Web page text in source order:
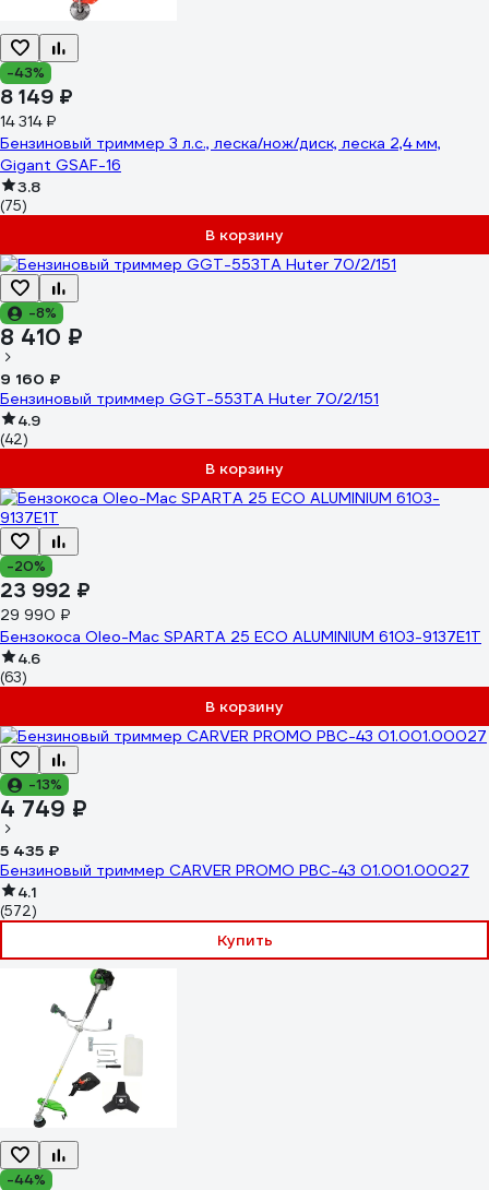
-43%
8 149 ₽
14 314 ₽
Бензиновый триммер 3 л.с., леска/нож/диск, леска 2,4 мм,
Gigant GSAF-16
3.8
(75)
В корзину
-8%
8 410 ₽
9 160 ₽
Бензиновый триммер GGT-553TA Huter 70/2/151
4.9
(42)
В корзину
-20%
23 992 ₽
29 990 ₽
Бензокоса Oleo-Mac SPARTA 25 ECO ALUMINIUM 6103-9137E1T
4.6
(63)
В корзину
-13%
4 749 ₽
5 435 ₽
Бензиновый триммер CARVER PROMO PBC-43 01.001.00027
4.1
(572)
Купить
-44%